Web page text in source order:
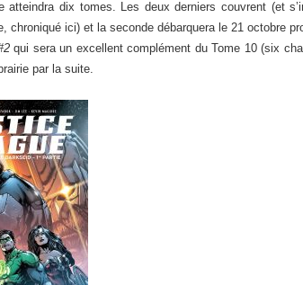
atteindra dix tomes. Les deux derniers couvrent (et
ici) et la seconde débarquera le 21 octobre
qui sera un excellent complément du Tome 10 (six
par la suite.